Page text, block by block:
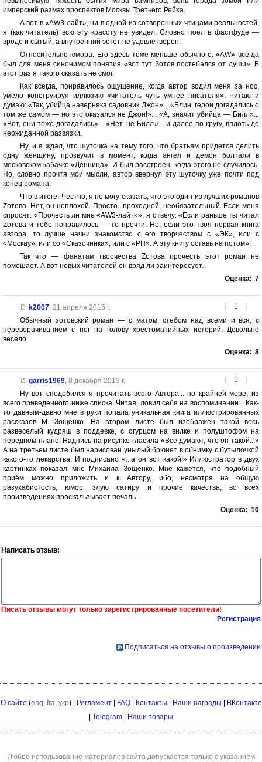
имперский размах проспектов Москвы Третьего Рейха.
А вот в «АW3-лайт», ни в одной из сотворенных чтицами реальностей,
я (как читатель) всю эту красоту не увидел. Словно поел в фастфуде —
вроде и сытый, а внутренний эстет не удовлетворен.
Относительно юмора. Его здесь тоже меньше обычного. «АW» всегда
был для меня синонимом понятия «вот тут Зотов постебался от души». В
этот раз я такого сказать не смог.
Как всегда, понравилось ощущение, когда автор водил меня за нос,
умело конструируя иллюзию «читатель чуть умнее писателя». Читаю и
думаю: «Так, убийца наверняка садовник Джон»... «Блин, герои догадались о
том же самом — но это оказался не Джон!»... «А, значит убийца — Билл»...
«Вот, они тоже догадались»... «Нет, не Билл»... и далее по кругу, вплоть до
неожиданной развязки.
Ну, и я ждал, что шуточка на тему того, что братьям придется делить
одну женщину, прозвучит в момент, когда ангел и демон болтали в
московском кабачке «Денница». И был расстроен, когда этого не случилось.
Но, словно прочтя мои мысли, автор ввернул эту шуточку уже почти под
конец романа.
Что в итоге. Честно, я не могу сказать, что это один из лучших романов
Zотова. Нет, он неплохой. Просто...проходной, необязательный. Если меня
спросят: «Прочесть ли мне «АW3-лайт»», я отвечу: «Если раньше ты читал
Zотова и тебе понравилось — то прочти. Но, если это твоя первая книга
автора, то лучше начни знакомство с его творчеством с «ЭК», или с
«Москау», или со «Сказочника», или с «РН». А эту книгу оставь на потом».
Так что — фанатам творчества Zотова прочесть этот роман не
помешает. А вот новых читателей он вряд ли заинтересует.
Оценка: 7
[ 1 ]
k2007, 21 апреля 2015 г.
Обычный зотовский роман — с матом, стебом над всеми и вся, с
переворачиванием с ног на голову хрестоматийных историй. Довольно
весело.
Оценка: 8
[ 1 ]
garris1969, 8 декабря 2013 г.
Ну вот сподобился я прочитать всего Автора... по крайней мере, из
всего приведенного ниже списка. Читая, ловил себя на воспоминании... Как-
то давным-давно мне в руки попала уникальная книга иллюстрированных
рассказов М. Зощенко. На втором листе был изображен такой весь
развеселый кудряш в поддевке, с огурцом на вилке и полуштофом на
переднем плане. Надпись на рисунке гласила «Все думают, что он такой...»
А на третьем листе был нарисован унылый брюнет в обнимку с бутылочкой
какого-то лекарства. И подписано «...а он вот какой!» Иллюстратор в двух
картинках показал мне Михаила Зощенко. Мне кажется, что подобный
приём можно приложить и к Автору, ибо, несмотря на общую
разухабистость, юмор, злую сатиру и прочие качества, во всех
произведениях проскальзывает печаль...
Оценка: 10
Написать отзыв:
Писать отзывы могут только зарегистрированные посетители!
Регистрация
Подписаться на отзывы о произведении
О сайте (eng fra укр) | Регламент| FAQ| Контакты | Наши награды | ВКонтакте
| Telegram | Наши товары
Любое использование материалов сайта допускается только с указанием